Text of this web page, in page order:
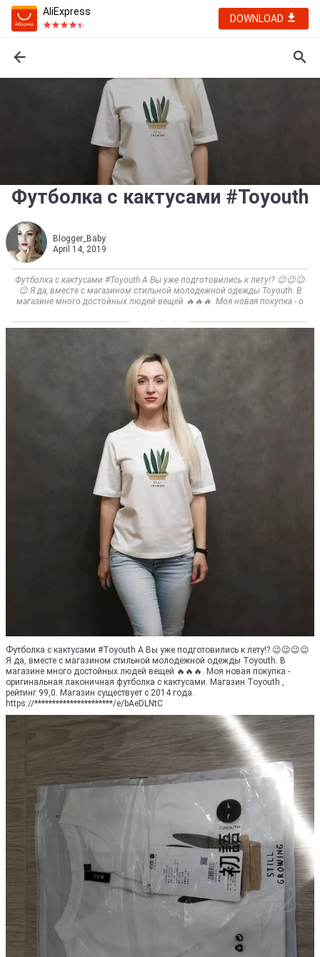
AliExpress
DOWNLOAD
Футболка с кактусами #Toyouth
Blogger_Baby
April 14, 2019
Футболка с кактусами #Toyouth А Вы уже подготовились к лету!? 😉😉😉
😉 Я да, вместе с магазином стильной молодежной одежды Toyouth. В
магазине много достойных людей вещей 🔥🔥🔥. Моя новая покупка - о
Футболка с кактусами #Toyouth А Вы уже подготовились к лету!? 😉😉😉😉
Я да, вместе с магазином стильной молодежной одежды Toyouth. В
магазине много достойных людей вещей 🔥🔥🔥. Моя новая покупка -
оригинальная лаконичная футболка с кактусами. Магазин Toyouth ,
рейтинг 99,0. Магазин существует с 2014 года.
https://**********************/e/bAeDLNtC